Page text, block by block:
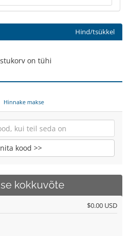
Hind/tsükkel
on tühi
Hinnake makse
kood >>
kokkuvõte
$0.00 USD